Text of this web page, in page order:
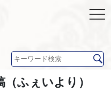
ふぇいより）